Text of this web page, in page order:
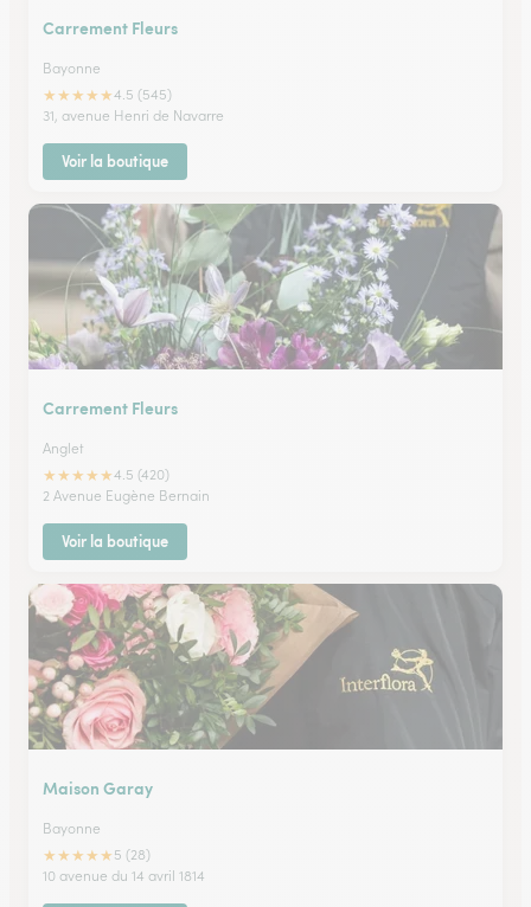
Carrement Fleurs
Bayonne
★★★★★4.5 (545)
31, avenue Henri de Navarre
Voir la boutique
Carrement Fleurs
Anglet
★★★★★4.5 (420)
2 Avenue Eugène Bernain
Voir la boutique
Maison Garay
Bayonne
★★★★★ 5 (28)
10 avenue du 14 avril 1814